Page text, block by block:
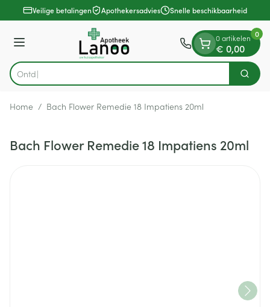
Ga naar de inhoud
1 van 1Veilige betalingen Apothekersadvies Snelle beschikbaarheid
Menu
Product, merk, categorie... Zoek
0 artikelen
€ 0,00
0
Home / Bach Flower Remedie 18 Impatiens 20ml
Bach Flower Remedie 18 Impatiens 20ml